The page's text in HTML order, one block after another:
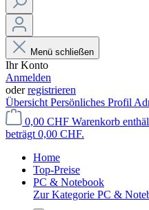
Menü schließen
Ihr Konto
Anmelden
oderregistrieren
Übersicht Persönliches Profil
0,00 CHF Warenkorb
beträgt 0,00 CHF.
Home
Top-Preise
PC & Notebook
Zur Kategorie PC &